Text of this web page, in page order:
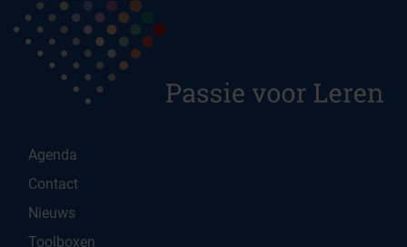
Agenda
Contact
Nieuws
Toolboxen